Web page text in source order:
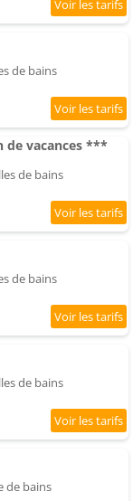
de bains
de vacances ***
de bains
de bains
de bains
de bains